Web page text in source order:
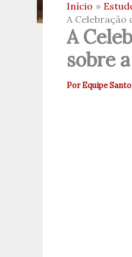
Início
A Celebração
A
sobre
PorEquipe